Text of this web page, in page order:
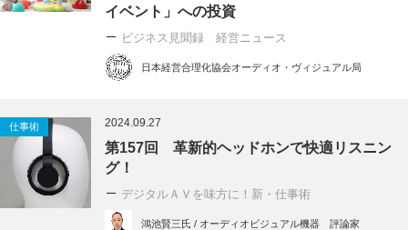
イベント」への投資
ビジネス見聞録 経営ニュース
日本経営合理化協会オーディオ・ヴィジュアル局
仕事術 2024.09.27
第157回 革新的ヘッドホンで快適リスニン
グ！
デジタルＡＶを味方に！新・仕事術
鴻池賢三氏 / オーディオビジュアル機器 評論家